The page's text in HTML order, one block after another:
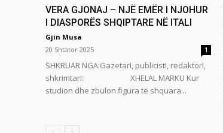
VERA GJONAJ – NJË EMËR I NJOHUR
I DIASPORËS SHQIPTARE NË ITALI
Gjin Musa
20 Shtator 2025
1
SHKRUAR NGA:GazetarI, publicistI, redaktorI,
shkrimtarI: XHELAL MARKU Kur
studion dhe zbulon figura të shquara...